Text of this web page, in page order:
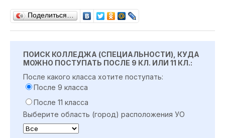
Поделиться…
ПОИСК КОЛЛЕДЖА (СПЕЦИАЛЬНОСТИ), КУДА
МОЖНО ПОСТУПАТЬ ПОСЛЕ 9 КЛ. ИЛИ 11 КЛ.:
После какого класса хотите поступать:
После 9 класса
После 11 класса
Выберите область (город) расположения УО